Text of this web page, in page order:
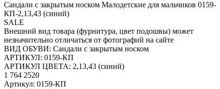
Сандали с закрытым носком Малодетские для мальчиков 0159-
КП-2,13,43 (синий)
SALE
Внешний вид товара (фурнитура, цвет подошвы) может
незначительно отличаться от фотографий на сайте
ВИД ОБУВИ: Сандали с закрытым носком
АРТИКУЛ: 0159-КП
АРТИКУЛ ЦВЕТА: 2,13,43 (синий)
1 764 2520
Артикул: 0159-КП